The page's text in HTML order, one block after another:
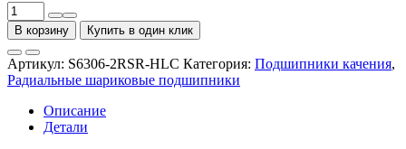
Количество
товара
Шариковые
подшипники
радиальные
S6306-
2RSR-
HLC
В корзину Купить в один клик
Артикул: S6306-2RSR-HLC Категория: Подшипники качения,
Радиальные шариковые подшипники
Описание
Детали